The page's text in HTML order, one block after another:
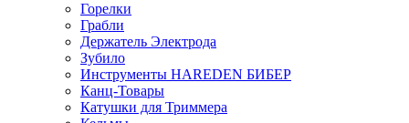
Горелки
Грабли
Держатель Электрода
Зубило
Инструменты HAREDEN БИБЕР
Канц-Товары
Катушки для Триммера